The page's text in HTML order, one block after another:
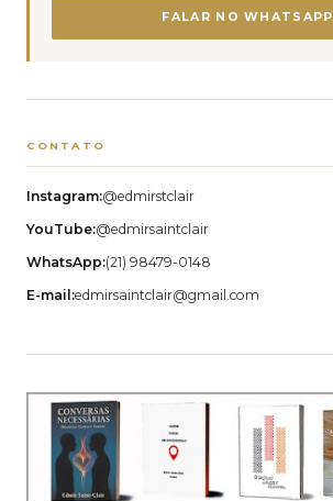
FALAR NO WHATSAPP
CONTATO
Instagram:@edmirstclair
YouTube:@edmirsaintclair
WhatsApp:(21) 98479-0148
E-mail:edmirsaintclair@gmail.com